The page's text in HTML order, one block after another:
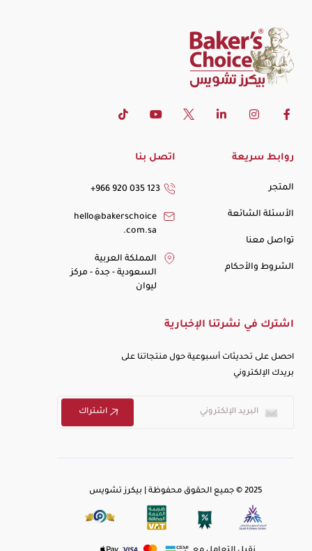
روابط سريعة
المتجر
الأسئلة الشائعة
تواصل معنا
الشروط والأحكام
اتصل بنا
+966 920 035 123
hello@bakerschoice
.com.sa
المملكة العربية
السعودية - جدة - مركز
ليوان
اشترك في نشرتنا الإخبارية
احصل على تحديثات أسبوعية حول منتجاتنا على
بريدك الإلكتروني
اشتراك
2025 © جميع الحقوق محفوظة | بيكرز تشويس